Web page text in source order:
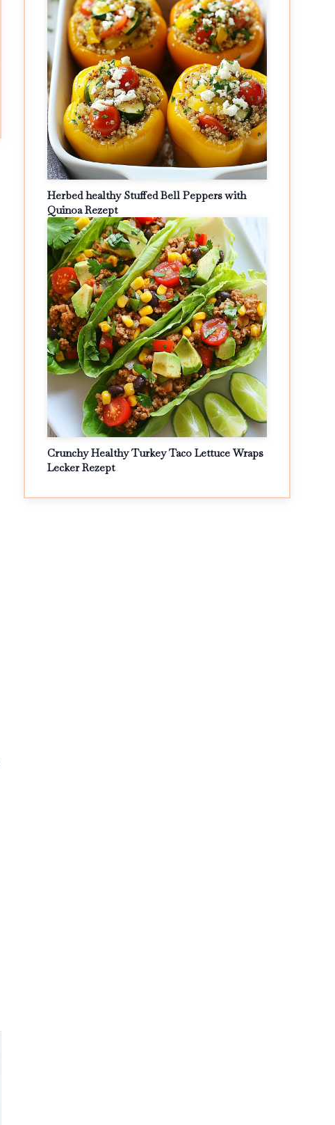
Herbed healthy Stuffed Bell Peppers with
Quinoa Rezept
Crunchy Healthy Turkey Taco Lettuce Wraps
Lecker Rezept